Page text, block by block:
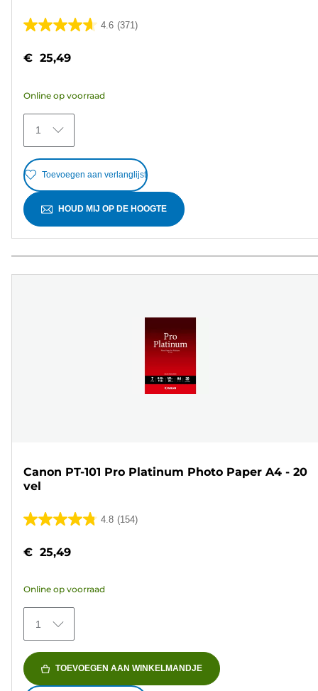
4.6 (371)
4.6
de
sterren.
371
beoordelingen
€ 25,49
Online op voorraad
1
Toevoegen aan verlanglijst
HOUD MIJ OP DE HOOGTE
Canon PT-101 Pro Platinum Photo Paper A4 - 20
vel
4.8 (154)
4.8
de
sterren.
154
beoordelingen
€ 25,49
Online op voorraad
1
TOEVOEGEN AAN WINKELMANDJE